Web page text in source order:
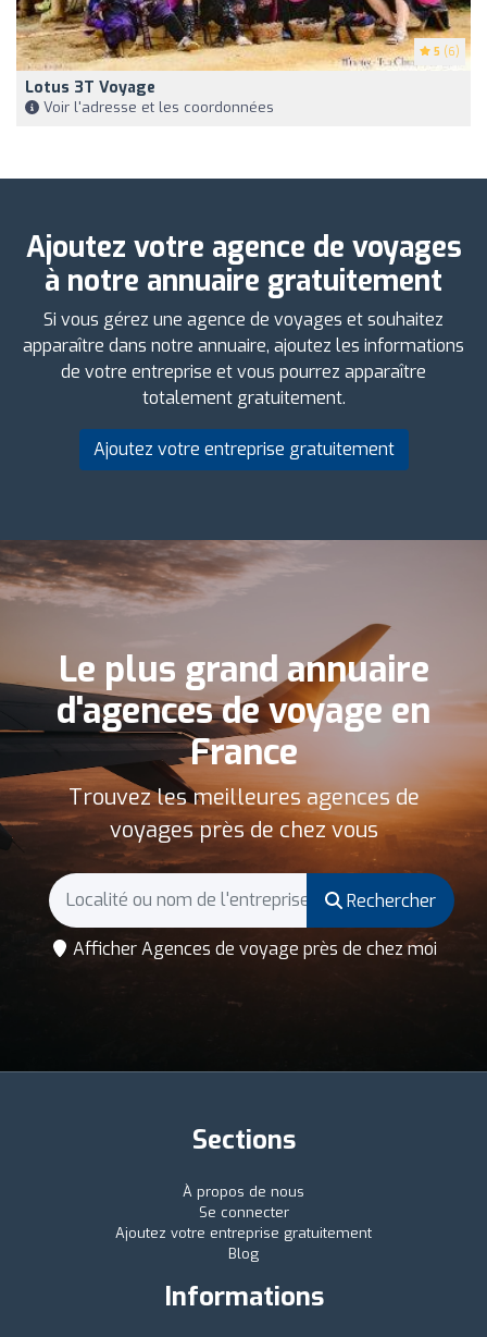
5 (6)
Lotus 3T Voyage
Voir l'adresse et les coordonnées
Ajoutez votre agence de voyages
à notre annuaire gratuitement
Si vous gérez une agence de voyages et souhaitez
apparaître dans notre annuaire, ajoutez les informations
de votre entreprise et vous pourrez apparaître
totalement gratuitement.
Ajoutez votre entreprise gratuitement
Le plus grand annuaire
d'agences de voyage en
France
Trouvez les meilleures agences de
voyages près de chez vous
Rechercher
Afficher Agences de voyage près de chez moi
Sections
À propos de nous
Se connecter
Ajoutez votre entreprise gratuitement
Blog
Informations